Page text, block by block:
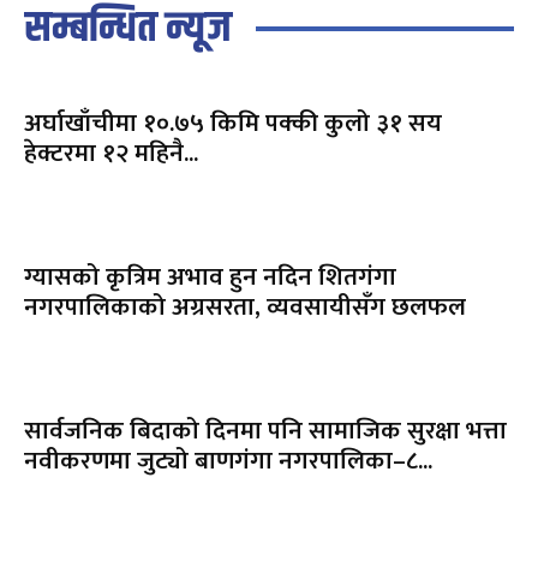
सम्बन्धित न्यूज
अर्घाखाँचीमा १०.७५ किमि पक्की कुलो ३१ सय
हेक्टरमा १२ महिनै...
ग्यासको कृत्रिम अभाव हुन नदिन शितगंगा
नगरपालिकाको अग्रसरता, व्यवसायीसँग छलफल
सार्वजनिक बिदाको दिनमा पनि सामाजिक सुरक्षा भत्ता
नवीकरणमा जुट्यो बाणगंगा नगरपालिका–८...